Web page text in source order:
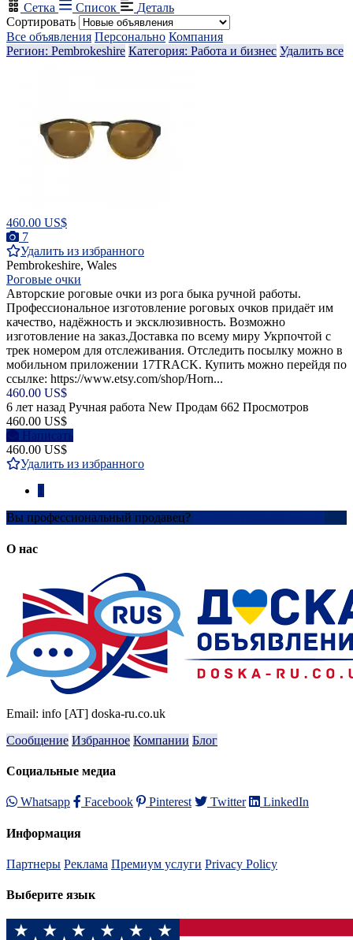
Сетка
Список
Деталь
Сортировать
Все объявления Персонально Компания
Регион: Pembrokeshire Категория: Работа и бизнес Удалить все
460.00 US$
7
Удалить из избранного
Pembrokeshire, Wales
Роговые очки
Авторские роговые очки из рога быка ручной работы.
Профессиональное изготовление роговых очков придаёт им
качество, надёжность и эксклюзивность. Возможно
изготовление на заказ.Доставка по всему миру Укрпочтой с
трек номером для отслеживания. Отследить посылку можно в
мобильном приложении 17TRACK. Купить можно перейдя по
ссылке: https://www.etsy.com/shop/Horn...
460.00 US$
6 лет назад Ручная работа New Продам 662 Просмотров
460.00 US$
Написать
460.00 US$
Удалить из избранного
Вы профессиональный продавец?
О нас
Email: info [AT] doska-ru.co.uk
Сообщение Избранное Компании Блог
Социальные медиа
Whatsapp Facebook Pinterest Twitter LinkedIn
Информация
Партнеры Реклама Премиум услуги Privacy Policy
Выберите язык